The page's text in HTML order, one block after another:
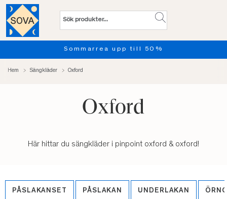
Provsov upp till 100
Hem Sängkläder Oxford
Oxford
Här hittar du sängkläder i pinpoint oxford & oxford!
PÅSLAKANSET PÅSLAKAN UNDERLAKAN